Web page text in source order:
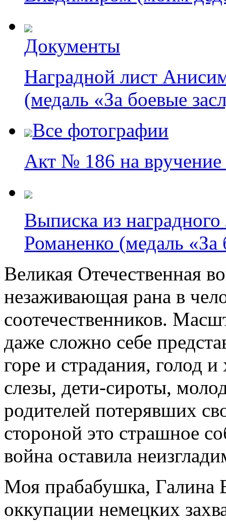
Документы
Наградной лист
(медаль «За боевые
Все фотографии
Акт № 186 на вручение
Выписка из
Романенко (медаль «За
Великая Отечественная
незаживающая рана в
соотечественников.
даже сложно себе
горе и страдания, голод
слезы, дети-сироты,
родителей потерявших
стороной это страшное
война оставила
Моя прабабушка, Галина
оккупации немецких